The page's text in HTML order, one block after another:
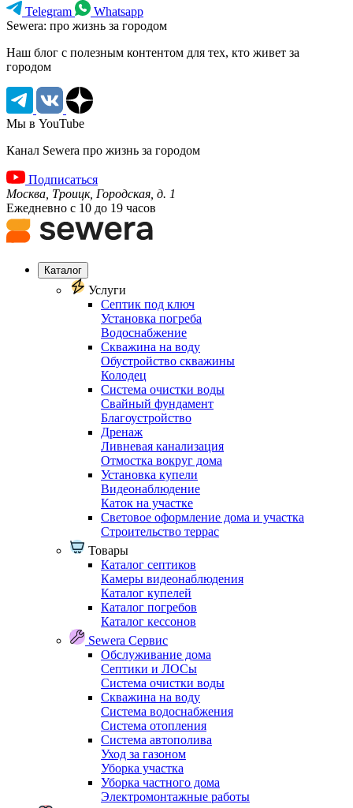
Telegram
Whatsapp
Sewera: про жизнь за городом
Наш блог c полезным контентом для тех, кто живет за
городом
Мы в YouTube
Канал Sewera про жизнь за городом
Подписаться
Москва, Троицк, Городская, д. 1
Ежедневно с 10 до 19 часов
Каталог
Услуги
Септик под ключ
Установка погреба
Водоснабжение
Скважина на воду
Обустройство скважины
Колодец
Система очистки воды
Свайный фундамент
Благоустройство
Дренаж
Ливневая канализация
Отмостка вокруг дома
Установка купели
Видеонаблюдение
Каток на участке
Световое оформление дома и участка
Строительство террас
Товары
Каталог септиков
Камеры видеонаблюдения
Каталог купелей
Каталог погребов
Каталог кессонов
Sewera Сервис
Обслуживание дома
Септики и ЛОСы
Система очистки воды
Скважина на воду
Система водоснабжения
Система отопления
Система автополива
Уход за газоном
Уборка участка
Уборка частного дома
Электромонтажные работы